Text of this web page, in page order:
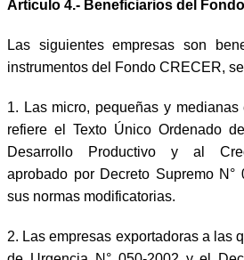
Artículo 4.- Beneficiarios del
Las siguientes empresas son
instrumentos del Fondo CRECER,
1. Las micro, pequeñas y
refiere el Texto Único Ordenado
Desarrollo Productivo y al
aprobado por Decreto Supremo N°
sus normas modificatorias.
2. Las empresas exportadoras a las